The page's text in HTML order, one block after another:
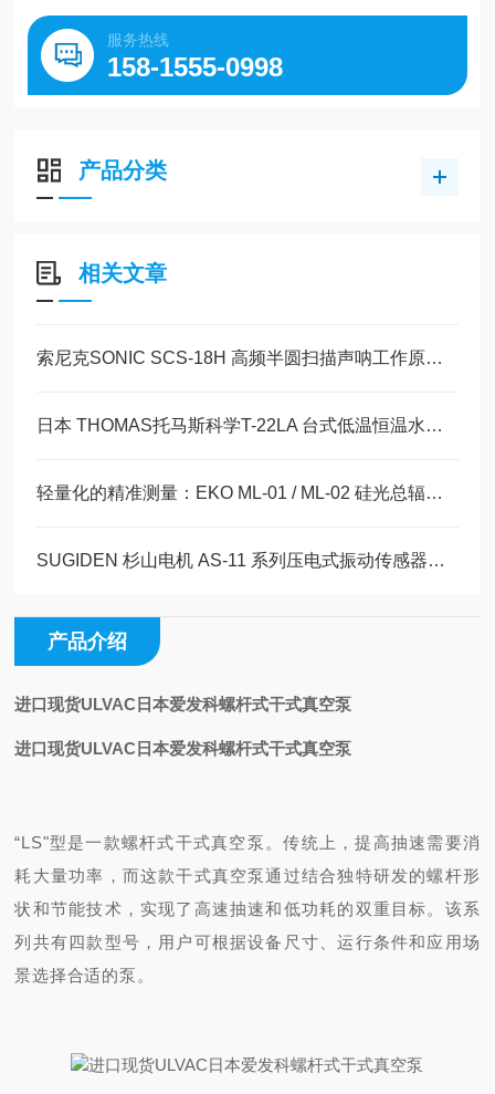
服务热线
158-1555-0998
产品分类
相关文章
索尼克SONIC SCS-18H 高频半圆扫描声呐工作原理详解
日本 THOMAS托马斯科学T-22LA 台式低温恒温水槽玉崎科学仪器代理品牌
轻量化的精准测量：EKO ML-01 / ML-02 硅光总辐射计技术解析玉崎科学现货
SUGIDEN 杉山电机 AS-11 系列压电式振动传感器技术文献
产品介绍
进口现货ULVAC日本爱发科螺杆式干式真空泵
进口现货ULVAC日本爱发科螺杆式干式真空泵
“LS"型是一款螺杆式干式真空泵。传统上，提高抽速需要消
耗大量功率，而这款干式真空泵通过结合独特研发的螺杆形
状和节能技术，实现了高速抽速和低功耗的双重目标。该系
列共有四款型号，用户可根据设备尺寸、运行条件和应用场
景选择合适的泵。